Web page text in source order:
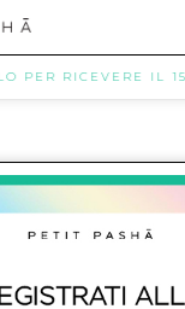
PER RICEVERE IL
Corso Umberto I 301